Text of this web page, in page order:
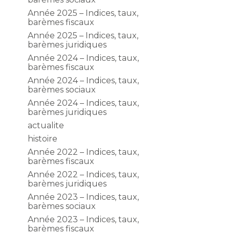
Année 2025 – Indices, taux,
barèmes fiscaux
Année 2025 – Indices, taux,
barèmes juridiques
Année 2024 – Indices, taux,
barèmes fiscaux
Année 2024 – Indices, taux,
barèmes sociaux
Année 2024 – Indices, taux,
barèmes juridiques
actualite
histoire
Année 2022 – Indices, taux,
barèmes fiscaux
Année 2022 – Indices, taux,
barèmes juridiques
Année 2023 – Indices, taux,
barèmes sociaux
Année 2023 – Indices, taux,
barèmes fiscaux